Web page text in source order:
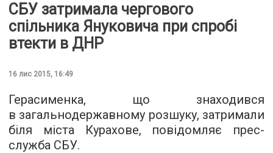
СБУ затримала чергового
спільника Януковича при спробі
втекти в ДНР
16 лис 2015, 16:49
Герасименка, що знаходився
в загальнодержавному розшуку, затримали
біля міста Курахове, повідомляє прес-
служба СБУ.